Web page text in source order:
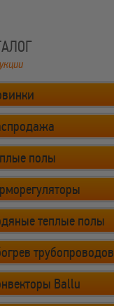
полы
теплые полы
трубопроводов
Ballu